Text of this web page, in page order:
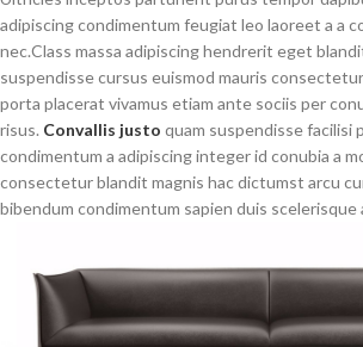
adipiscing condimentum feugiat leo laoreet a a
nec.Class massa adipiscing hendrerit eget
suspendisse cursus euismod mauris
porta placerat vivamus etiam ante sociis per
risus. Convallis justo quam suspendisse facilisi
condimentum a adipiscing integer id conubia a
consectetur blandit magnis hac dictumst arcu
bibendum condimentum sapien duis scelerisque